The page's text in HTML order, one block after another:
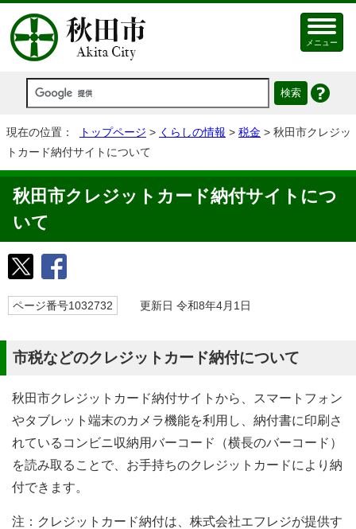
メニュー
現在の位置： トップページ > くらしの情報 > 税金 > 秋田市クレジッ
トカード納付サイトについて
秋田市クレジットカード納付サイトにつ
いて
ページ番号1032732 更新日 令和8年4月1日
市税などのクレジットカード納付について
秋田市クレジットカード納付サイトから、スマートフォン
やタブレット端末のカメラ機能を利用し、納付書に印刷さ
れているコンビニ収納用バーコード（横長のバーコード）
を読み取ることで、お手持ちのクレジットカードにより納
付できます。
注：クレジットカード納付は、株式会社エフレジが提供す